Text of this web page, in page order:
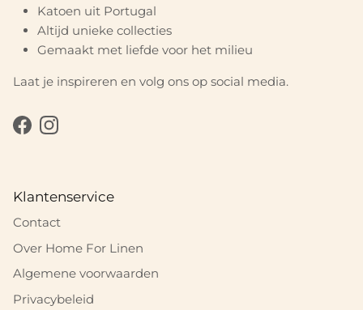
Katoen uit Portugal
Altijd unieke collecties
Gemaakt met liefde voor het milieu
Laat je inspireren en volg ons op social media.
FacebookInstagram
Klantenservice
Contact
Over Home For Linen
Algemene voorwaarden
Privacybeleid